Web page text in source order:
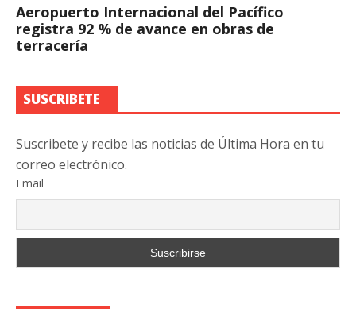
Aeropuerto Internacional del Pacífico
registra 92 % de avance en obras de
terracería
SUSCRIBETE
Suscribete y recibe las noticias de Última Hora en tu
correo electrónico.
Email